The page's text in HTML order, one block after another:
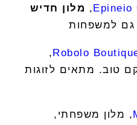
, מלון חדיש
למשפחות
Robolo
,
טוב. מתאים לזוגות
, מלון משפחתי,